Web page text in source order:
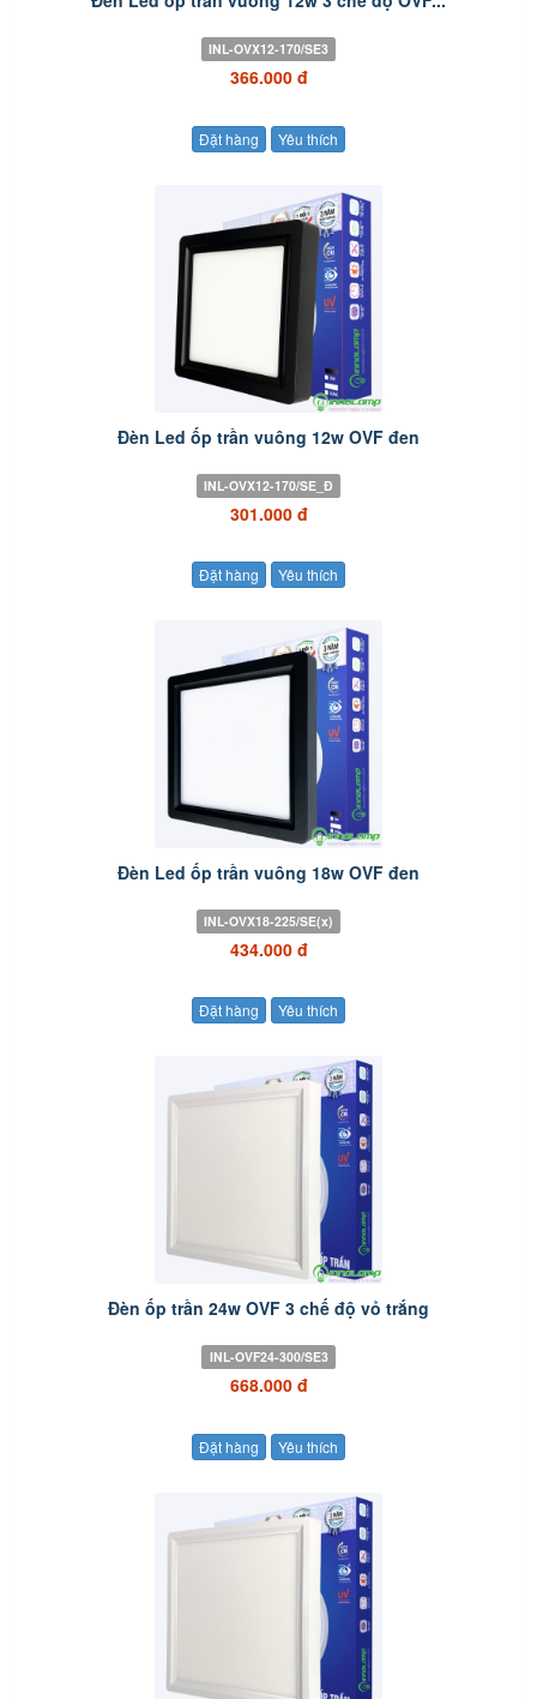
INL-OVX12-170/SE3
366.000 đ
Đặt hàng Yêu thích
Đèn Led ốp trần vuông 12w OVF đen
INL-OVX12-170/SE_Đ
301.000 đ
Đặt hàng Yêu thích
Đèn Led ốp trần vuông 18w OVF đen
INL-OVX18-225/SE(x)
434.000 đ
Đặt hàng Yêu thích
Đèn ốp trần 24w OVF 3 chế độ vỏ trắng
INL-OVF24-300/SE3
668.000 đ
Đặt hàng Yêu thích